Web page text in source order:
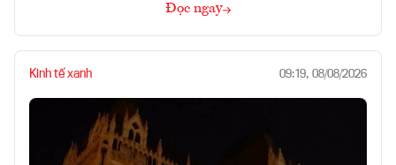
Đọc ngay
Kinh tế xanh 09:19, 08/08/2026